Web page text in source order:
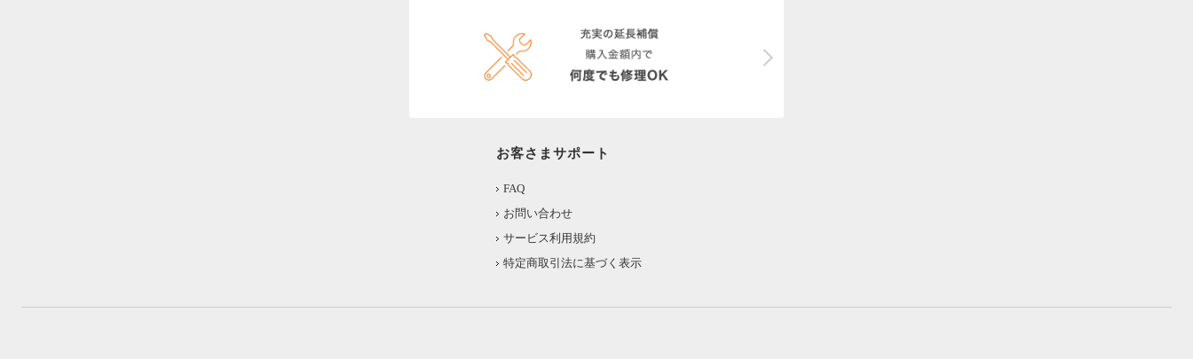
お客さまサポート
FAQ
お問い合わせ
サービス利用規約
特定商取引法に基づく表示